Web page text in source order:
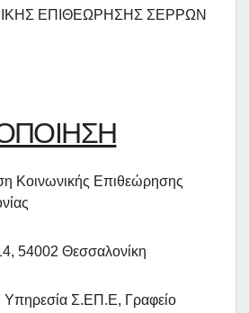
ΕΠΙΘΕΩΡΗΣΗΣ ΣΕΡΡΩΝ
Κοινωνικής Επιθεώρησης
54002 Θεσσαλονίκη
Υπηρεσία Σ.ΕΠ.Ε, Γραφείο